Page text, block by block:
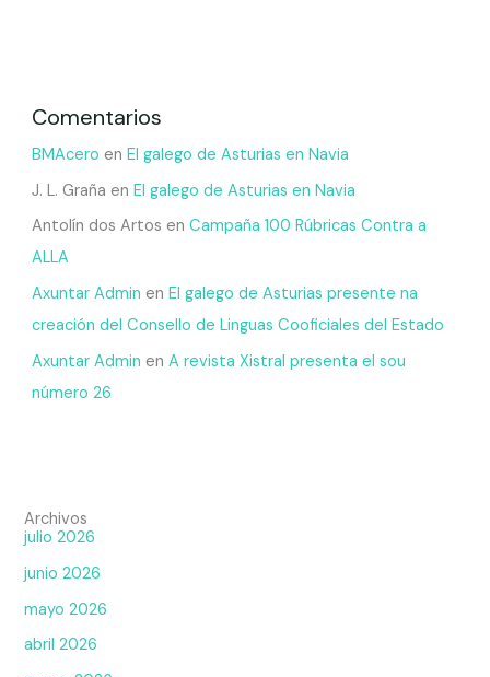
Comentarios
BMAcero en El galego de Asturias en Navia
J. L. Graña en El galego de Asturias en Navia
Antolín dos Artos en Campaña 100 Rúbricas Contra a
ALLA
Axuntar Admin en El galego de Asturias presente na
creación del Consello de Linguas Cooficiales del Estado
Axuntar Admin en A revista Xistral presenta el sou
número 26
Archivos
julio 2026
junio 2026
mayo 2026
abril 2026